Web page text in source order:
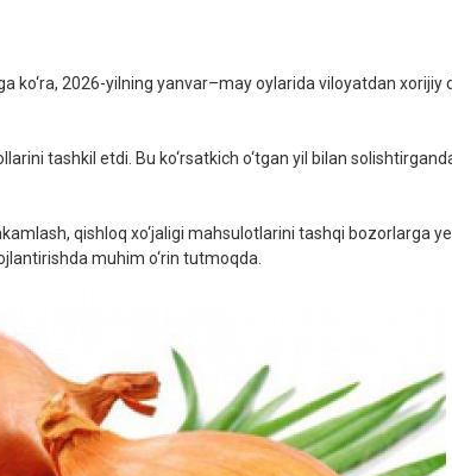
ko‘ra, 2026-yilning yanvar–may oylarida viloyatdan xorijiy
tashkil etdi. Bu ko‘rsatkich o‘tgan yil bilan
qishloq xo‘jaligi mahsulotlarini tashqi bozorlarga
muhim o‘rin tutmoqda.